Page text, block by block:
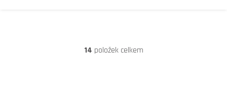
O
14 položek celkem